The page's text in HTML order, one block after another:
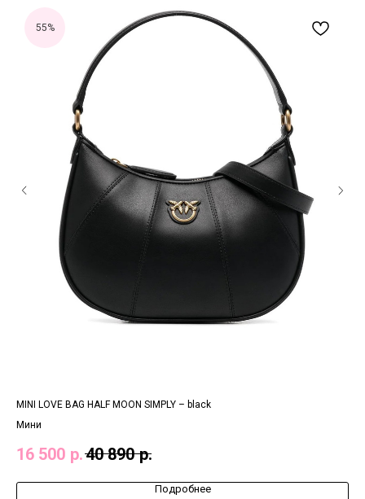
55%
MINI LOVE BAG HALF MOON SIMPLY – black
Мини
16 500 р.40 890 р.
Подробнее